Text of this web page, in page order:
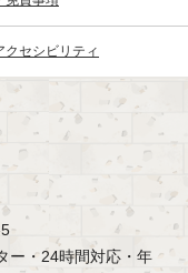
クセシビリティ
ー・24時間対応・年